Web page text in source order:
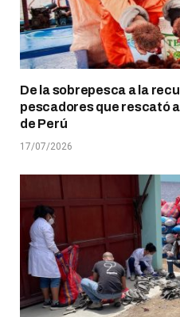
De la sobrepesca a la
pescadores que rescató
de Perú
17/07/2026